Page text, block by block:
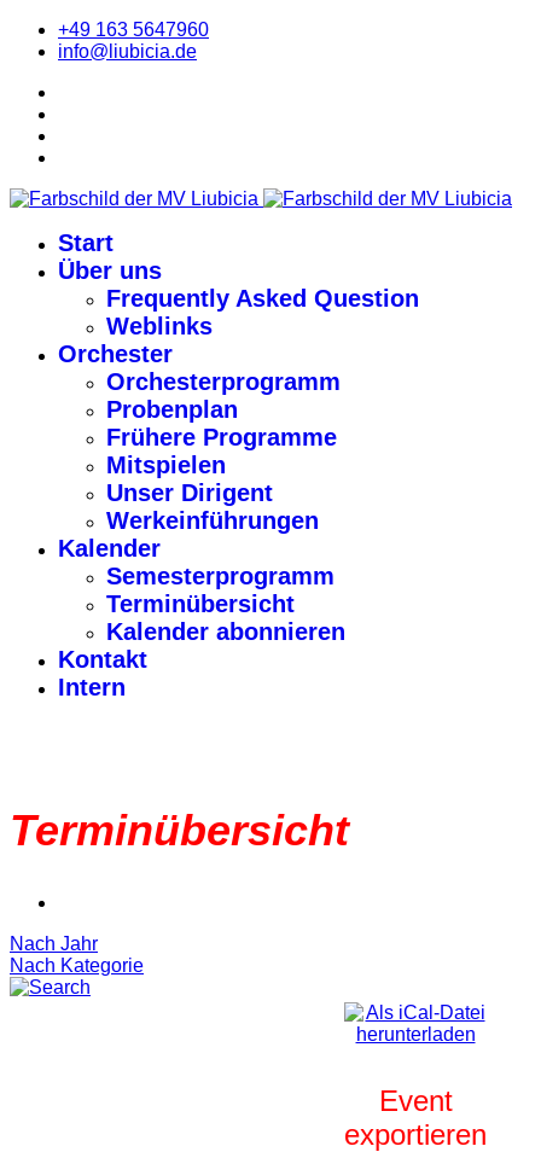
+49 163 5647960
info@liubicia.de
Start
Über uns
Frequently Asked Question
Weblinks
Orchester
Orchesterprogramm
Probenplan
Frühere Programme
Mitspielen
Unser Dirigent
Werkeinführungen
Kalender
Semesterprogramm
Terminübersicht
Kalender abonnieren
Kontakt
Intern
Terminübersicht
Nach Jahr
Nach Kategorie
Event
exportieren